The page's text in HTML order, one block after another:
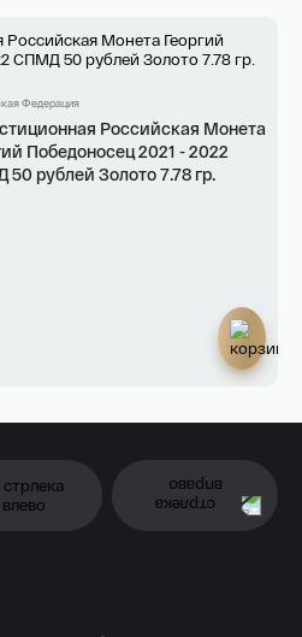
Федерация
Российская Монета
Победоносец 2021 - 2022
рублей Золото 7.78 гр.